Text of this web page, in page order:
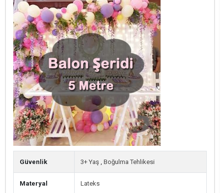
Güvenlik 3+ Yaş , Boğulma Tehlikesi
Materyal Lateks